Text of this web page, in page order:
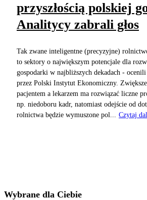
przyszłością polskiej
Analitycy zabrali głos
Tak zwane inteligentne (precyzyjne)
to sektory o największym potencjale dla
gospodarki w najbliższych dekadach - ocenili
przez Polski Instytut Ekonomiczny.
pacjentem a lekarzem ma rozwiązać liczne
np. niedoboru kadr, natomiast odejście od
rolnictwa będzie wymuszone pol...
Czytaj
Wybrane dla Ciebie